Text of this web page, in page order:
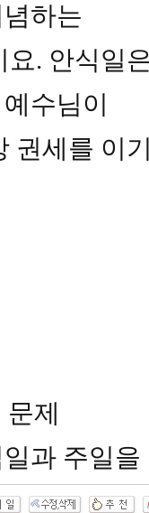
하는
. 안식일은
수님이
세를 이기
문제
일과 주일